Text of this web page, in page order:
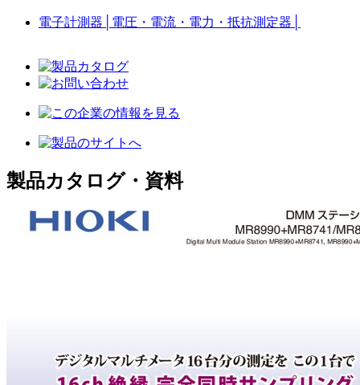
電子計測器 電圧・電流・電力・抵抗測定器
製品カタログ・資料